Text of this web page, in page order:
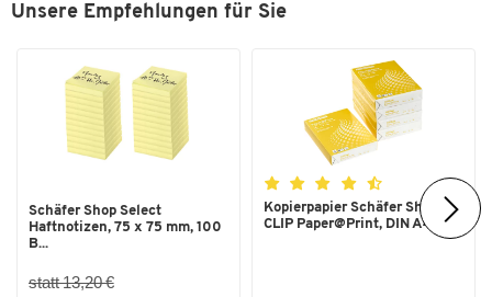
Unsere Empfehlungen für Sie
Schäfer Shop Select
Haftnotizen, 75 x 75 mm, 100
B...
statt 13,20 €
Kopierpapier Schäfer Shop
CLIP Paper@Print, DIN A4...